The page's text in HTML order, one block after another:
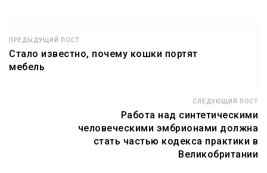
ПРЕДЫДУЩИЙ ПОСТ
Стало известно, почему кошки портят
мебель
СЛЕДУЮЩИЙ ПОСТ
Работа над синтетическими
человеческими эмбрионами должна
стать частью кодекса практики в
Великобритании